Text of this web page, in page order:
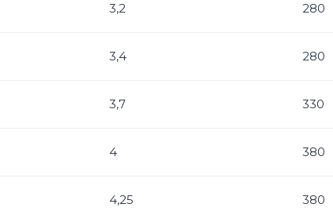
3,2 280
3,4 280
3,7 330
4 380
4,25 380